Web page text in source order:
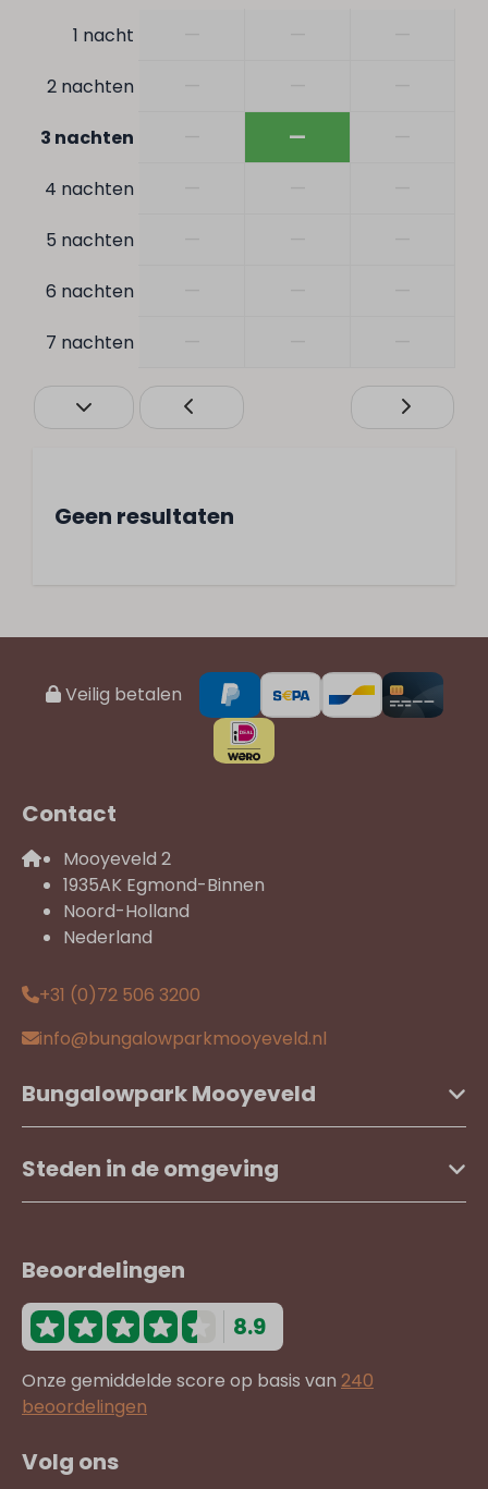
Rustige ligging
Avondzon
Ochtendzon
Verdieping: 1
Huisdieren
Huisdiervrij
1 nacht
2 nachten
3 nachten —
4 nachten
5 nachten
6 nachten
7 nachten
Geen resultaten
Veilig betalen
Contact
Mooyeveld 2
1935AK Egmond-Binnen
Noord-Holland
Nederland
+31 (0)72 506 3200
info@bungalowparkmooyeveld.nl
Bungalowpark Mooyeveld
Steden in de omgeving
Beoordelingen
8.9
Onze gemiddelde score op basis van 240
beoordelingen
Volg ons